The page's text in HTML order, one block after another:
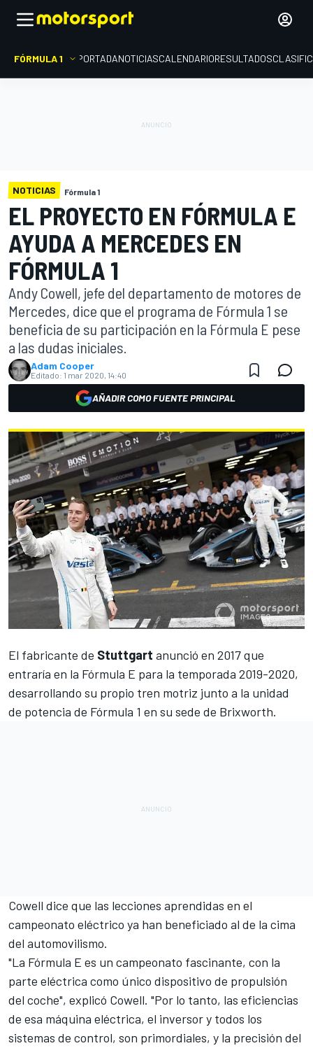
FÓRMULA 1 PORTADANOTICIASCALENDARIORESULTADOS
NOTICIAS Fórmula 1
EL PROYECTO EN FÓRMULA E
AYUDA A MERCEDES EN
FÓRMULA 1
Andy Cowell, jefe del departamento de motores de
Mercedes, dice que el programa de Fórmula 1 se
beneficia de su participación en la Fórmula E pese
a las dudas iniciales.
Adam Cooper
Editado: 1 mar 2020, 14:40
AÑADIR COMO FUENTE PRINCIPAL
El fabricante de Stuttgart anunció en 2017 que
entraría en la Fórmula E para la temporada 2019-2020,
desarrollando su propio tren motriz junto a la unidad
de potencia de Fórmula 1 en su sede de Brixworth.
Cowell dice que las lecciones aprendidas en el
campeonato eléctrico ya han beneficiado al de la cima
del automovilismo.
"La Fórmula E es un campeonato fascinante, con la
parte eléctrica como único dispositivo de propulsión
del coche", explicó Cowell. "Por lo tanto, las eficiencias
de esa máquina eléctrica, el inversor y todos los
sistemas de control, son primordiales, y la precisión del